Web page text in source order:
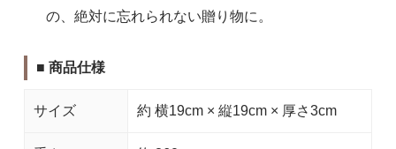
の、絶対に忘れられない贈り物に。
■ 商品仕様
サイズ 約 横19cm × 縦19cm × 厚さ3cm